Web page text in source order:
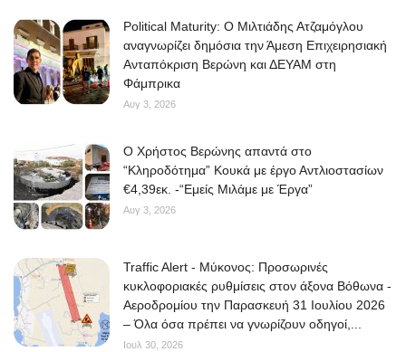
Political Maturity: Ο Μιλτιάδης Ατζαμόγλου
αναγνωρίζει δημόσια την Άμεση Επιχειρησιακή
Ανταπόκριση Βερώνη και ΔΕΥΑΜ στη
Φάμπρικα
Αυγ 3, 2026
O Χρήστος Βερώνης απαντά στο
“Κληροδότημα” Κουκά με έργο Αντλιοστασίων
€4,39εκ. -“Εμείς Μιλάμε με Έργα”
Αυγ 3, 2026
Traffic Alert - Μύκονος: Προσωρινές
κυκλοφοριακές ρυθμίσεις στον άξονα Βόθωνα -
Αεροδρομίου την Παρασκευή 31 Ιουλίου 2026
– Όλα όσα πρέπει να γνωρίζουν οδηγοί,...
Ιουλ 30, 2026